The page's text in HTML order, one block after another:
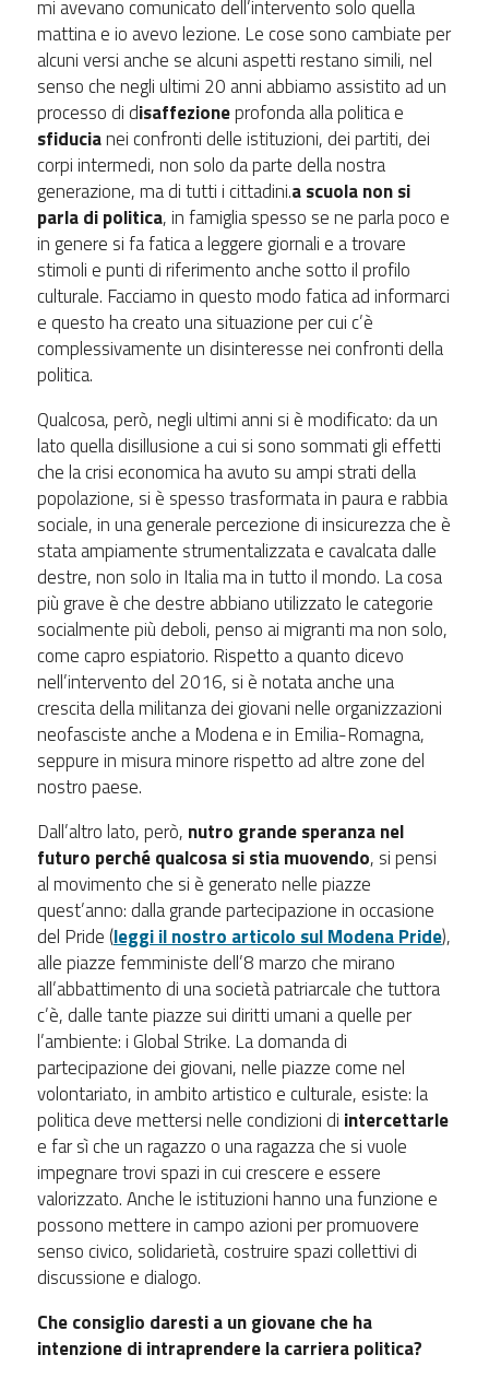
mi avevano comunicato dell’intervento solo quella
mattina e io avevo lezione. Le cose sono cambiate per
alcuni versi anche se alcuni aspetti restano simili, nel
senso che negli ultimi 20 anni abbiamo assistito ad un
processo di disaffezioneprofonda alla politica e
sfiducianei confronti delle istituzioni, dei partiti, dei
corpi intermedi, non solo da parte della nostra
generazione, ma di tutti i cittadini.a scuola non si
parla di politica, in famiglia spesso se ne parla poco e
in genere si fa fatica a leggere giornali e a trovare
stimoli e punti di riferimento anche sotto il profilo
culturale. Facciamo in questo modo fatica ad informarci
e questo ha creato una situazione per cui c’è
complessivamente un disinteresse nei confronti della
politica.
Qualcosa, però, negli ultimi anni si è modificato: da un
lato quella disillusione a cui si sono sommati gli effetti
che la crisi economica ha avuto su ampi strati della
popolazione, si è spesso trasformata in paura e rabbia
sociale, in una generale percezione di insicurezza che è
stata ampiamente strumentalizzata e cavalcata dalle
destre, non solo in Italia ma in tutto il mondo. La cosa
più grave è che destre abbiano utilizzato le categorie
socialmente più deboli, penso ai migranti ma non solo,
come capro espiatorio. Rispetto a quanto dicevo
nell’intervento del 2016, si è notata anche una
crescita della militanza dei giovani nelle organizzazioni
neofasciste anche a Modena e in Emilia-Romagna,
seppure in misura minore rispetto ad altre zone del
nostro paese.
Dall’altro lato, però, nutro grande speranza nel
futuro perché qualcosa si stia muovendo, si pensi
al movimento che si è generato nelle piazze
quest’anno: dalla grande partecipazione in occasione
del Pride (leggi il nostro articolo sul Modena Pride),
alle piazze femministe dell’8 marzo che mirano
all’abbattimento di una società patriarcale che tuttora
c’è, dalle tante piazze sui diritti umani a quelle per
l’ambiente: i Global Strike. La domanda di
partecipazione dei giovani, nelle piazze come nel
volontariato, in ambito artistico e culturale, esiste: la
politica deve mettersi nelle condizioni di intercettarle
e far sì che un ragazzo o una ragazza che si vuole
impegnare trovi spazi in cui crescere e essere
valorizzato. Anche le istituzioni hanno una funzione e
possono mettere in campo azioni per promuovere
senso civico, solidarietà, costruire spazi collettivi di
discussione e dialogo.
Che consiglio daresti a un giovane che ha
intenzione di intraprendere la carriera politica?